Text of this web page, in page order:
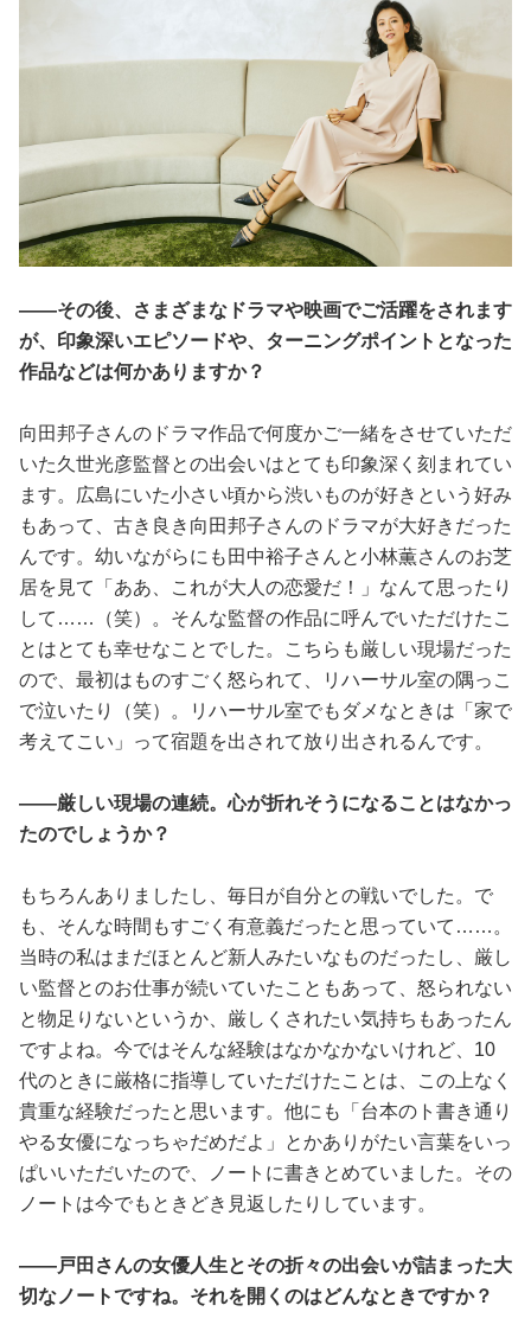
――その後、さまざまなドラマや映画でご活躍をされます
が、印象深いエピソードや、ターニングポイントとなった
作品などは何かありますか？
向田邦子さんのドラマ作品で何度かご一緒をさせていただ
いた久世光彦監督との出会いはとても印象深く刻まれてい
ます。広島にいた小さい頃から渋いものが好きという好み
もあって、古き良き向田邦子さんのドラマが大好きだった
んです。幼いながらにも田中裕子さんと小林薫さんのお芝
居を見て「ああ、これが大人の恋愛だ！」なんて思ったり
して……（笑）。そんな監督の作品に呼んでいただけたこ
とはとても幸せなことでした。こちらも厳しい現場だった
ので、最初はものすごく怒られて、リハーサル室の隅っこ
で泣いたり（笑）。リハーサル室でもダメなときは「家で
考えてこい」って宿題を出されて放り出されるんです。
――厳しい現場の連続。心が折れそうになることはなかっ
たのでしょうか？
もちろんありましたし、毎日が自分との戦いでした。で
も、そんな時間もすごく有意義だったと思っていて……。
当時の私はまだほとんど新人みたいなものだったし、厳し
い監督とのお仕事が続いていたこともあって、怒られない
と物足りないというか、厳しくされたい気持ちもあったん
ですよね。今ではそんな経験はなかなかないけれど、10
代のときに厳格に指導していただけたことは、この上なく
貴重な経験だったと思います。他にも「台本のト書き通り
やる女優になっちゃだめだよ」とかありがたい言葉をいっ
ぱいいただいたので、ノートに書きとめていました。その
ノートは今でもときどき見返したりしています。
――戸田さんの女優人生とその折々の出会いが詰まった大
切なノートですね。それを開くのはどんなときですか？